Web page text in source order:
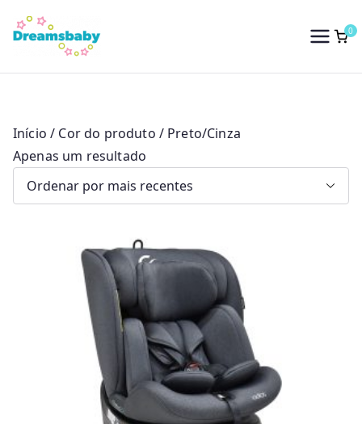
para
conteúdo
Dreams Baby
0
Início / Cor do produto / Preto/Cinza
Apenas um resultado